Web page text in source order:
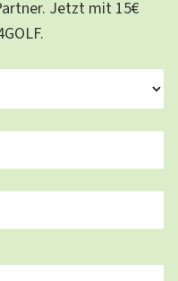
Jetzt mit 15€